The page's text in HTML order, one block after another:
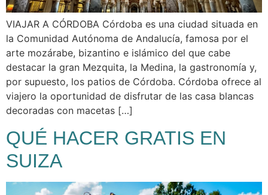
VIAJAR A CÓRDOBA Córdoba es una ciudad situada en
la Comunidad Autónoma de Andalucía, famosa por el
arte mozárabe, bizantino e islámico del que cabe
destacar la gran Mezquita, la Medina, la gastronomía y,
por supuesto, los patios de Córdoba. Córdoba ofrece al
viajero la oportunidad de disfrutar de las casa blancas
decoradas con macetas […]
QUÉ HACER GRATIS EN
SUIZA